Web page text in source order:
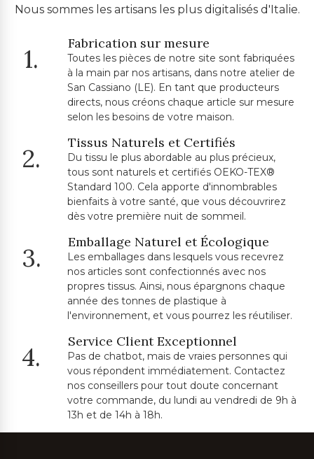
Nous sommes les artisans les plus digitalisés d'Italie.
1.
Fabrication sur mesure
Toutes les pièces de notre site sont fabriquées
à la main par nos artisans, dans notre atelier de
San Cassiano (LE). En tant que producteurs
directs, nous créons chaque article sur mesure
selon les besoins de votre maison.
2.
Tissus Naturels et Certifiés
Du tissu le plus abordable au plus précieux,
tous sont naturels et certifiés OEKO-TEX®
Standard 100. Cela apporte d'innombrables
bienfaits à votre santé, que vous découvrirez
dès votre première nuit de sommeil.
3.
Emballage Naturel et Écologique
Les emballages dans lesquels vous recevrez
nos articles sont confectionnés avec nos
propres tissus. Ainsi, nous épargnons chaque
année des tonnes de plastique à
l'environnement, et vous pourrez les réutiliser.
4.
Service Client Exceptionnel
Pas de chatbot, mais de vraies personnes qui
vous répondent immédiatement. Contactez
nos conseillers pour tout doute concernant
votre commande, du lundi au vendredi de 9h à
13h et de 14h à 18h.